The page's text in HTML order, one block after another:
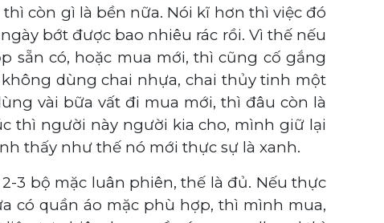
còn gì là bền nữa. Nói kĩ hơn thì việc đó
bớt được bao nhiêu rác rồi. Vì thế nếu
sẵn có, hoặc mua mới, thì cũng cố gắng
dùng chai nhựa, chai thủy tinh một
vài bữa vất đi mua mới, thì đâu còn là
thì người này người kia cho, mình giữ lại
thấy như thế nó mới thực sự là xanh.
3 bộ mặc luân phiên, thế là đủ. Nếu thực
có quần áo mặc phù hợp, thì mình mua,